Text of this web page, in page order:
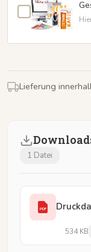
Lieferung
1 Datei
PDF
534 KB